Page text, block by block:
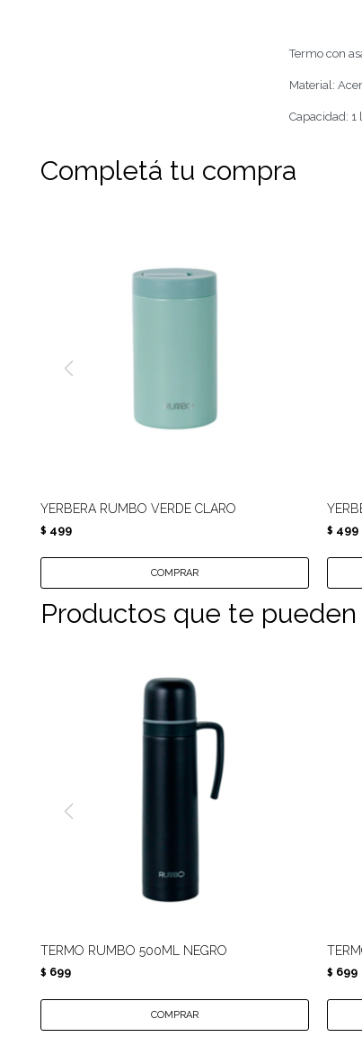
Termo con
Material:
Capacidad: 1
Completá tu compra
YERBERA RUMBO VERDE CLARO
$ 499 $ 499
Productos que te
TERMO RUMBO 500ML NEGRO
$ 699 $ 699